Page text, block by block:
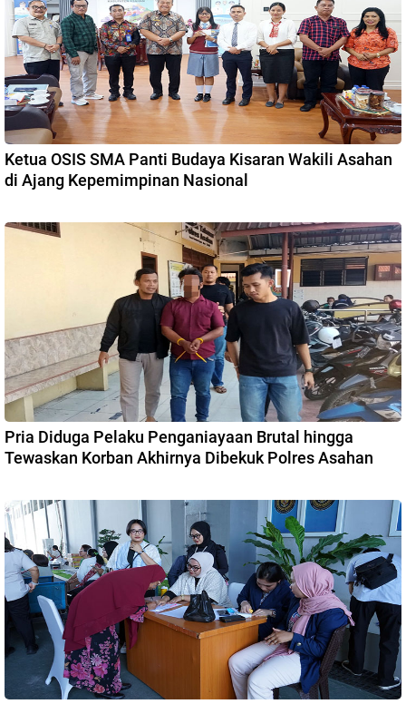
Ketua OSIS SMA Panti Budaya Kisaran Wakili Asahan
di Ajang Kepemimpinan Nasional
Pria Diduga Pelaku Penganiayaan Brutal hingga
Tewaskan Korban Akhirnya Dibekuk Polres Asahan